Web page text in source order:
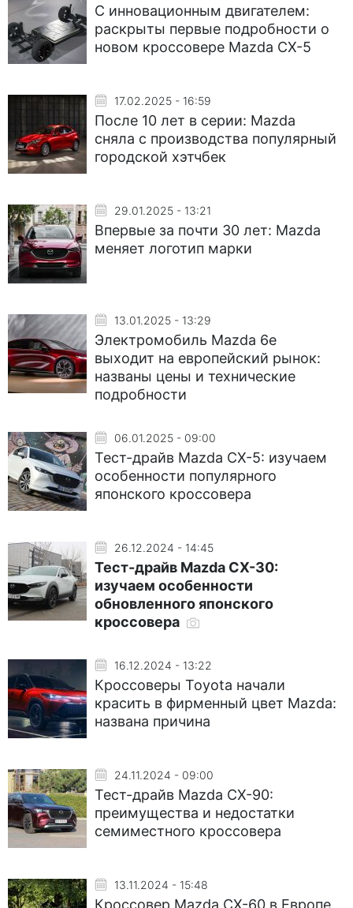
С инновационным двигателем:
раскрыты первые подробности о
новом кроссовере Mazda CX-5
17.02.2025 - 16:59
После 10 лет в серии: Mazda
сняла с производства популярный
городской хэтчбек
29.01.2025 - 13:21
Впервые за почти 30 лет: Mazda
меняет логотип марки
13.01.2025 - 13:29
Электромобиль Mazda 6e
выходит на европейский рынок:
названы цены и технические
подробности
06.01.2025 - 09:00
Тест-драйв Mazda CX-5: изучаем
особенности популярного
японского кроссовера
26.12.2024 - 14:45
Тест-драйв Mazda CX-30:
изучаем особенности
обновленного японского
кроссовера
16.12.2024 - 13:22
Кроссоверы Toyota начали
красить в фирменный цвет Mazda:
названа причина
24.11.2024 - 09:00
Тест-драйв Mazda CX-90:
преимущества и недостатки
семиместного кроссовера
13.11.2024 - 15:48
Кроссовер Mazda CX-60 в Европе